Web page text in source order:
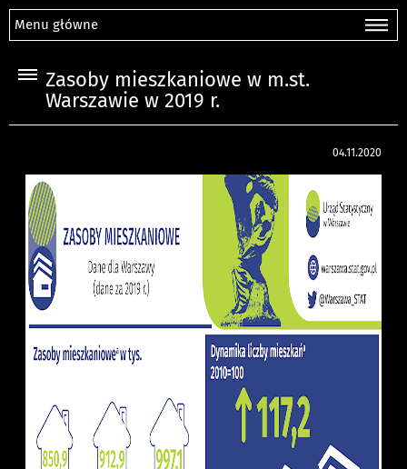
Menu główne
Zasoby mieszkaniowe w m.st.
Warszawie w 2019 r.
04.11.2020